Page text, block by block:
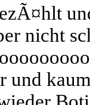
nicht
und